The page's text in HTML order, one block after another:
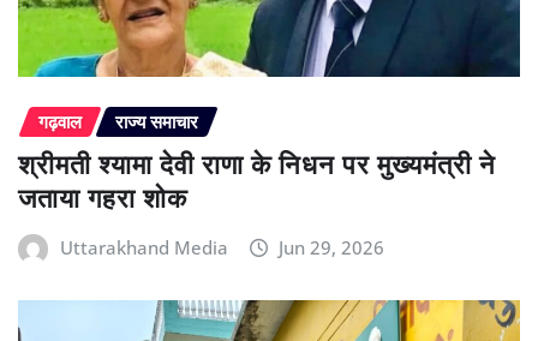
गढ़वाल राज्य समाचार
श्रीमती श्यामा देवी राणा के निधन पर मुख्यमंत्री ने
जताया गहरा शोक
Uttarakhand Media Jun 29, 2026